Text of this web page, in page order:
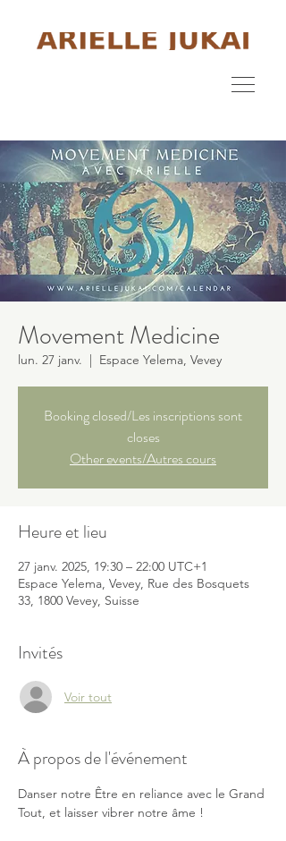
Movement Medicine
lun. 27 janv.
  |
Espace Yelema, Vevey
Booking closed/Les inscriptions sont
closes
Other events/Autres cours
Heure et lieu
27 janv. 2025, 19:30 – 22:00 UTC+1
Espace Yelema, Vevey, Rue des Bosquets
33, 1800 Vevey, Suisse
Invités
Voir tout
À propos de l'événement
Danser notre Être en reliance avec le Grand
Tout, et laisser vibrer notre âme !